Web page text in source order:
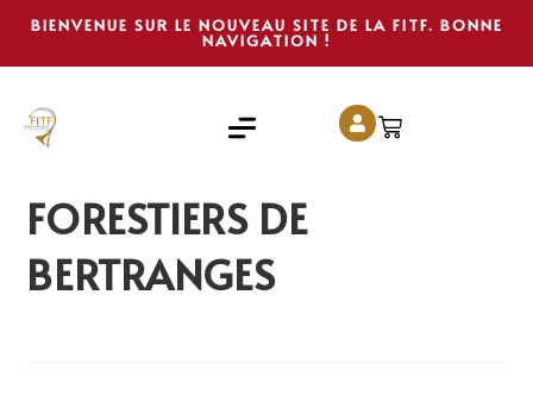
BIENVENUE SUR LE NOUVEAU SITE DE LA FITF. BONNE
NAVIGATION !
FORESTIERS DE
BERTRANGES